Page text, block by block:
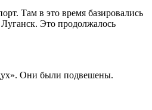
Там в это время базировались
Это продолжалось
Они были подвешены.